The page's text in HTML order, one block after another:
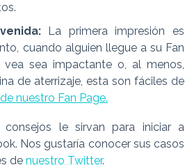
La primera impresión es
cuando alguien llegue a su Fan
vea sea impactante o, al menos,
de aterrizaje, esta son fáciles de
nuestro Fan Page.
consejos le sirvan para iniciar a
Nos gustaría conocer sus casos
de nuestro Twitter.